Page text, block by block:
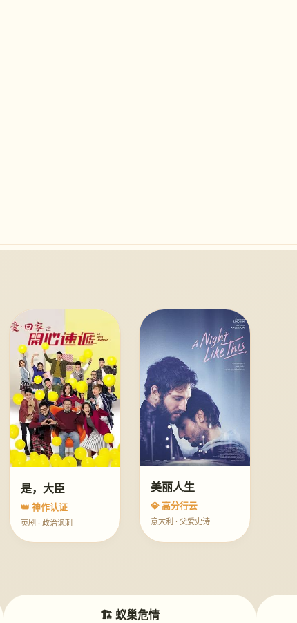
是，大臣
👑 神作认证
英剧 · 政治讽刺
美丽人生
💎 高分行云
意大利 · 父爱史诗
🏗️ 蚁巢危情